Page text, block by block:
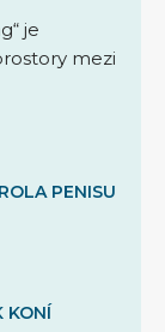
je
mezi
PENISU
KONÍ